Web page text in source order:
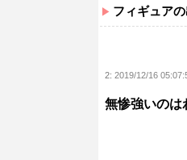
フィギュア
2: 2019/12/16
無惨強いのは